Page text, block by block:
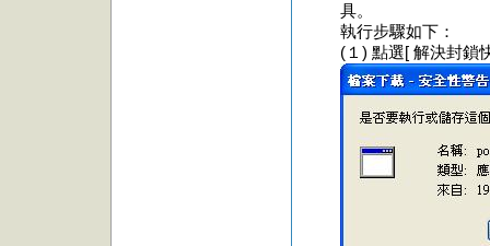
具。
執行步驟如下：
(１) 點選[ 解決封鎖